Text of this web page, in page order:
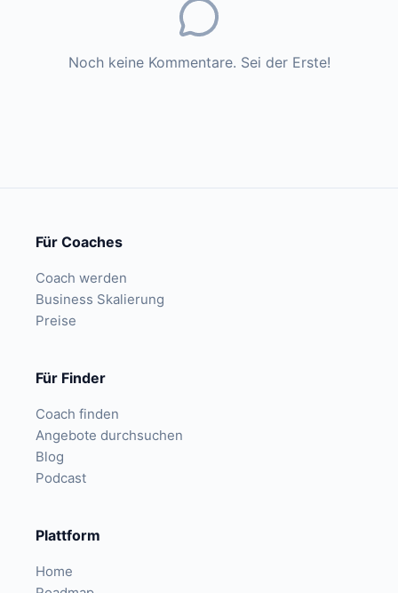
Noch keine Kommentare. Sei der Erste!
Für Coaches
Coach werden
Business Skalierung
Preise
Für Finder
Coach finden
Angebote durchsuchen
Blog
Podcast
Plattform
Home